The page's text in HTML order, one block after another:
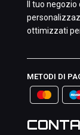
Il tuo
ottimizzati
METODI DI